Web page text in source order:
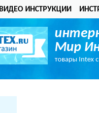
ВИДЕО ИНСТРУКЦИИ
Мир
товары Intex